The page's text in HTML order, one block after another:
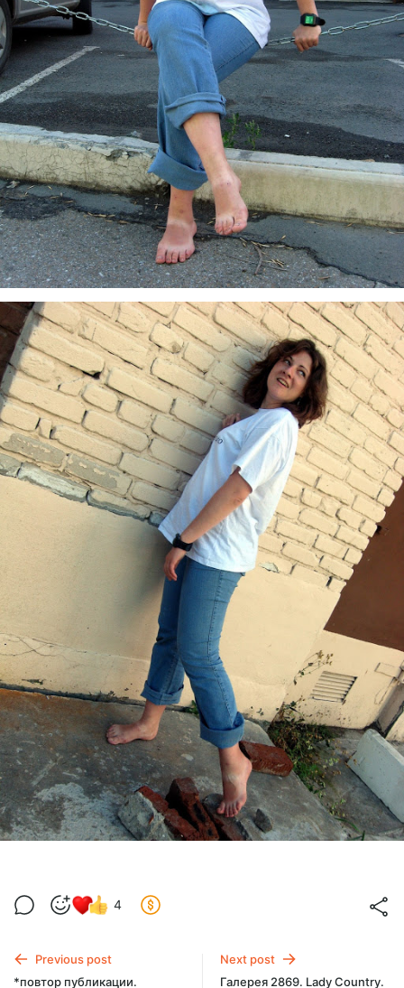
4
Previous post
*повтор публикации.
Next post
Галерея 2869. Lady Country.